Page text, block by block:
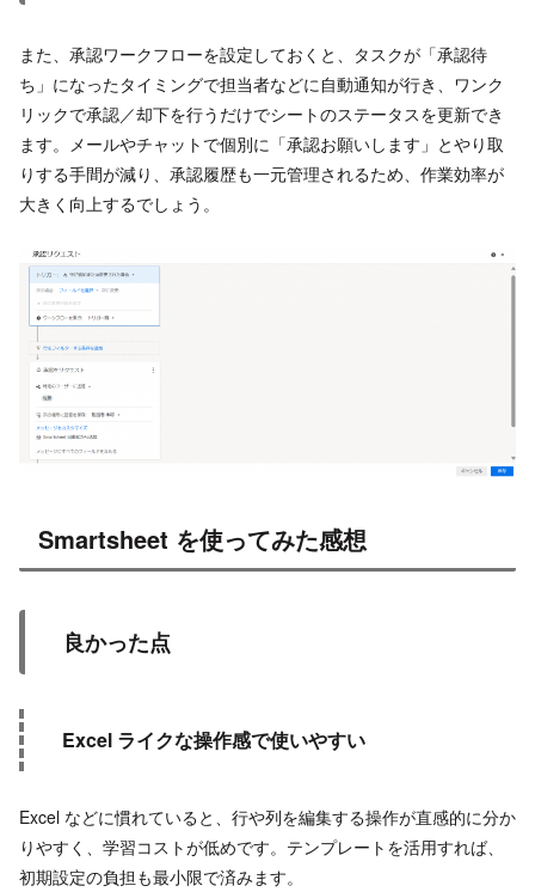
また、承認ワークフローを設定しておくと、タスクが「承認待
ち」になったタイミングで担当者などに自動通知が行き、ワンク
リックで承認／却下を行うだけでシートのステータスを更新でき
ます。メールやチャットで個別に「承認お願いします」とやり取
りする手間が減り、承認履歴も一元管理されるため、作業効率が
大きく向上するでしょう。
Smartsheet を使ってみた感想
良かった点
Excel ライクな操作感で使いやすい
Excel などに慣れていると、行や列を編集する操作が直感的に分か
りやすく、学習コストが低めです。テンプレートを活用すれば、
初期設定の負担も最小限で済みます。